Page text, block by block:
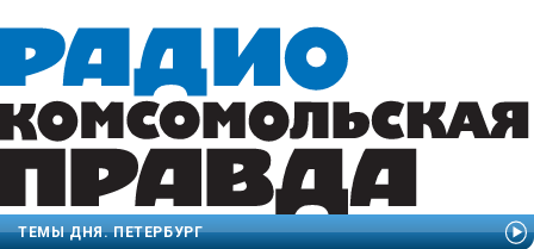
ТЕМЫ ДНЯ. ПЕТЕРБУРГ